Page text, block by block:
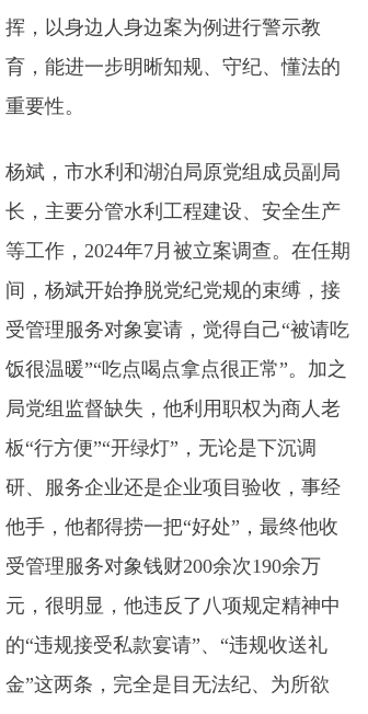
挥，以身边人身边案为例进行警示教
育，能进一步明晰知规、守纪、懂法的
重要性。
杨斌，市水利和湖泊局原党组成员副局
长，主要分管水利工程建设、安全生产
等工作，2024年7月被立案调查。在任期
间，杨斌开始挣脱党纪党规的束缚，接
受管理服务对象宴请，觉得自己“被请吃
饭很温暖”“吃点喝点拿点很正常”。加之
局党组监督缺失，他利用职权为商人老
板“行方便”“开绿灯”，无论是下沉调
研、服务企业还是企业项目验收，事经
他手，他都得捞一把“好处”，最终他收
受管理服务对象钱财200余次190余万
元，很明显，他违反了八项规定精神中
的“违规接受私款宴请”、“违规收送礼
金”这两条，完全是目无法纪、为所欲